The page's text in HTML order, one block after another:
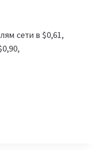
сети в $0,61,